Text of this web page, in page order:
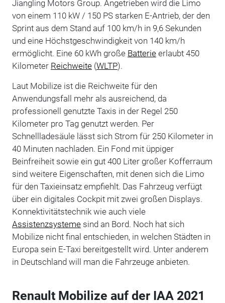
Jiangling Motors Group. Angetrieben wird die Limo
von einem 110 kW / 150 PS starken E-Antrieb, der den
Sprint aus dem Stand auf 100 km/h in 9,6 Sekunden
und eine Höchstgeschwindigkeit von 140 km/h
ermöglicht. Eine 60 kWh große Batterieerlaubt 450
Kilometer Reichweite(WLTP).
Laut Mobilize ist die Reichweite für den
Anwendungsfall mehr als ausreichend, da
professionell genutzte Taxis in der Regel 250
Kilometer pro Tag genutzt werden. Per
Schnellladesäule lässt sich Strom für 250 Kilometer in
40 Minuten nachladen. Ein Fond mit üppiger
Beinfreiheit sowie ein gut 400 Liter großer Kofferraum
sind weitere Eigenschaften, mit denen sich die Limo
für den Taxieinsatz empfiehlt. Das Fahrzeug verfügt
über ein digitales Cockpit mit zwei großen Displays.
Konnektivitätstechnik wie auch viele
Assistenzsystemesind an Bord. Noch hat sich
Mobilize nicht final entschieden, in welchen Städten in
Europa sein E-Taxi bereitgestellt wird. Unter anderem
in Deutschland will man die Fahrzeuge anbieten.
Renault Mobilize auf der IAA 2021